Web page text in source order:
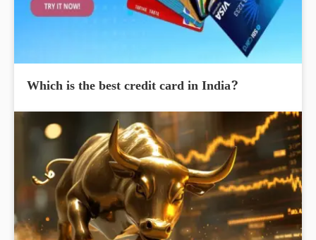
Which is the best credit card in India?